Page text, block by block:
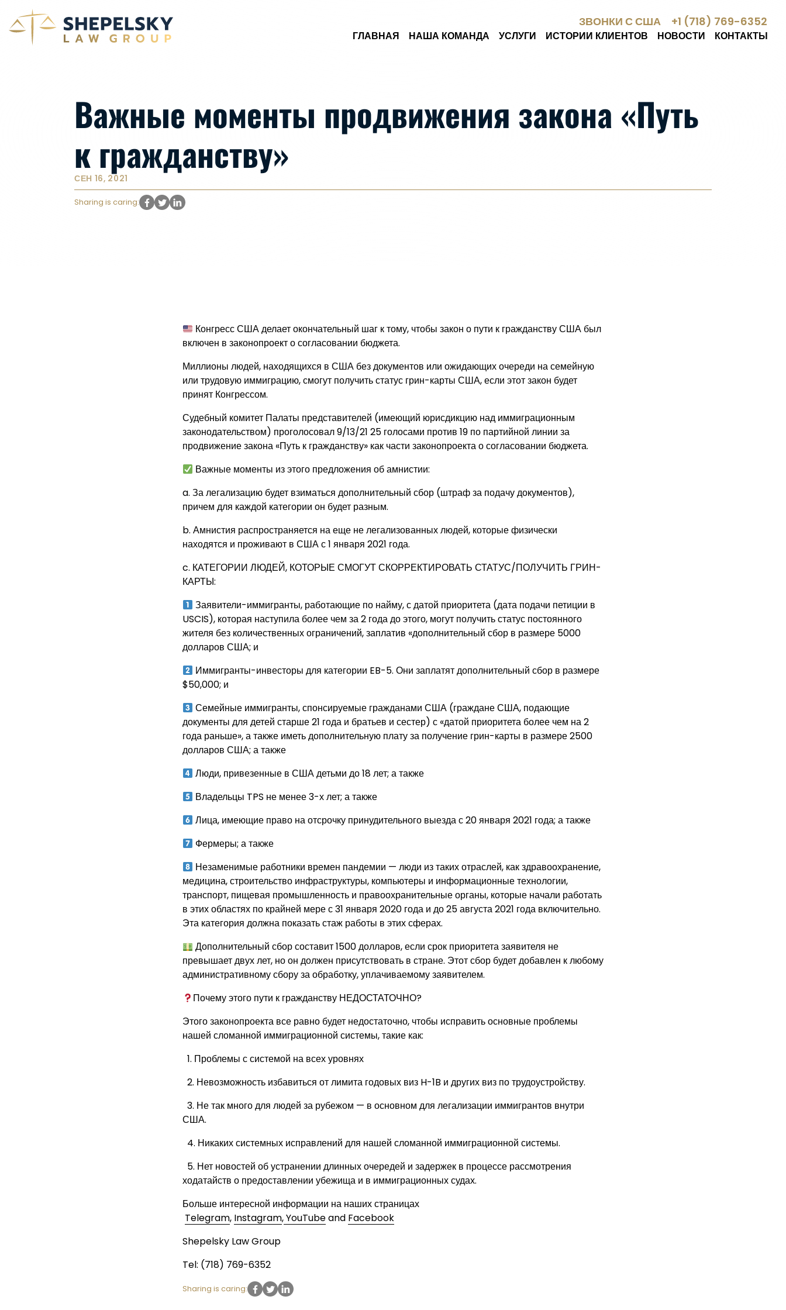
ЗВОНКИ С США +1 (718) 769-6352
ГЛАВНАЯ НАША КОМАНДА УСЛУГИ ИСТОРИИ КЛИЕНТОВ НОВОСТИ КОНТАКТЫ
Важные моменты продвижения закона «Путь
к гражданству»
СЕН 16, 2021
Sharing is caring:
Конгресс США делает окончательный шаг к тому, чтобы закон о пути к гражданству США был
включен в законопроект о согласовании бюджета.
Миллионы людей, находящихся в США без документов или ожидающих очереди на семейную
или трудовую иммиграцию, смогут получить статус грин-карты США, если этот закон будет
принят Конгрессом.
Судебный комитет Палаты представителей (имеющий юрисдикцию над иммиграционным
законодательством) проголосовал 9/13/21 25 голосами против 19 по партийной линии за
продвижение закона «Путь к гражданству» как части законопроекта о согласовании бюджета.
Важные моменты из этого предложения об амнистии:
a. За легализацию будет взиматься дополнительный сбор (штраф за подачу документов),
причем для каждой категории он будет разным.
b. Амнистия распространяется на еще не легализованных людей, которые физически
находятся и проживают в США с 1 января 2021 года.
c. КАТЕГОРИИ ЛЮДЕЙ, КОТОРЫЕ СМОГУТ СКОРРЕКТИРОВАТЬ СТАТУС/ПОЛУЧИТЬ ГРИН-
КАРТЫ:
Заявители-иммигранты, работающие по найму, с датой приоритета (дата подачи петиции в
USCIS), которая наступила более чем за 2 года до этого, могут получить статус постоянного
жителя без количественных ограничений, заплатив «дополнительный сбор в размере 5000
долларов США; и
​Иммигранты-инвесторы для категории EB-5. Они заплатят дополнительный сбор в размере
$50,000; и
​​ Семейные иммигранты, спонсируемые гражданами США (граждане США, подающие
документы для детей старше 21 года и братьев и сестер) с «датой приоритета более чем на 2
года раньше», а также иметь дополнительную плату за получение грин-карты в размере 2500
долларов США; а также
Люди, привезенные в США детьми до 18 лет; а также
Владельцы TPS не менее 3-х лет; а также
Лица, имеющие право на отсрочку принудительного выезда с 20 января 2021 года; а также
Фермеры; а также
Незаменимые работники времен пандемии — люди из таких отраслей, как здравоохранение,
медицина, строительство инфраструктуры, компьютеры и информационные технологии,
транспорт, пищевая промышленность и правоохранительные органы, которые начали работать
в этих областях по крайней мере с 31 января 2020 года и до 25 августа 2021 года включительно.
Эта категория должна показать стаж работы в этих сферах.
Дополнительный сбор составит 1500 долларов, если срок приоритета заявителя не
превышает двух лет, но он должен присутствовать в стране. Этот сбор будет добавлен к любому
административному сбору за обработку, уплачиваемому заявителем.
Почему этого пути к гражданству НЕДОСТАТОЧНО?
Этого законопроекта все равно будет недостаточно, чтобы исправить основные проблемы
нашей сломанной иммиграционной системы, такие как:
1. Проблемы с системой на всех уровнях
2. Невозможность избавиться от лимита годовых виз H-1B и других виз по трудоустройству.
3. Не так много для людей за рубежом — в основном для легализации иммигрантов внутри
США.
4. Никаких системных исправлений для нашей сломанной иммиграционной системы.
5. Нет новостей об устранении длинных очередей и задержек в процессе рассмотрения
ходатайств о предоставлении убежища и в иммиграционных судах.
Больше интересной информации на наших страницах
Telegram, Instagram,YouTubeand Facebook
Shepelsky Law Group
Tel: (718) 769-6352
Sharing is caring: